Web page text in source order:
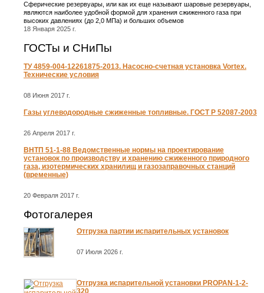
Сферические резервуары, или как их еще называют шаровые резервуары,
являются наиболее удобной формой для хранения сжиженного газа при
высоких давлениях (до 2,0 МПа) и больших объемов
18 Января 2025 г.
ГОСТы и СНиПы
ТУ 4859-004-12261875-2013. Насосно-счетная установка Vortex.
Технические условия
08 Июня 2017 г.
Газы углеводородные сжиженные топливные. ГОСТ Р 52087-2003
26 Апреля 2017 г.
ВНТП 51-1-88 Ведомственные нормы на проектирование
установок по производству и хранению сжиженного природного
газа, изотермических хранилищ и газозаправочных станций
(временные)
20 Февраля 2017 г.
Фотогалерея
Отгрузка партии испарительных установок
07 Июля 2026 г.
Отгрузка испарительной установки PROPAN-1-2-
320